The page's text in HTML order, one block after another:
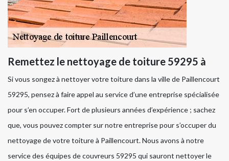
Remettez le nettoyage de toiture 59295 à
Si vous songez à nettoyer votre toiture dans la ville de Paillencourt
59295, pensez à faire appel au service d’une entreprise spécialisée
pour s’en occuper. Fort de plusieurs années d’expérience ; sachez
que, vous pouvez compter sur notre entreprise pour s’occuper du
nettoyage de votre toiture à Paillencourt. Nous avons à notre
service des équipes de couvreurs 59295 qui sauront nettoyer le